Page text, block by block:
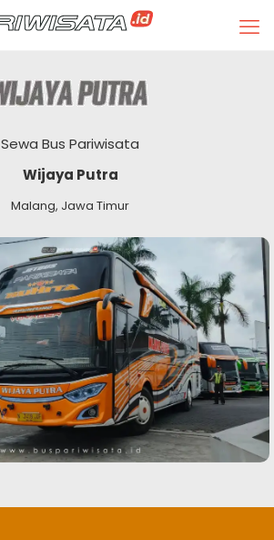
Sewa Bus Pariwisata
Wijaya Putra
Malang, Jawa Timur